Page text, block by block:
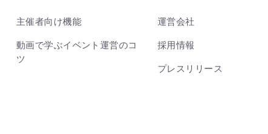
主催者向け機能
動画で学ぶイベント運営のコ
ツ
運営会社
採用情報
プレスリリース